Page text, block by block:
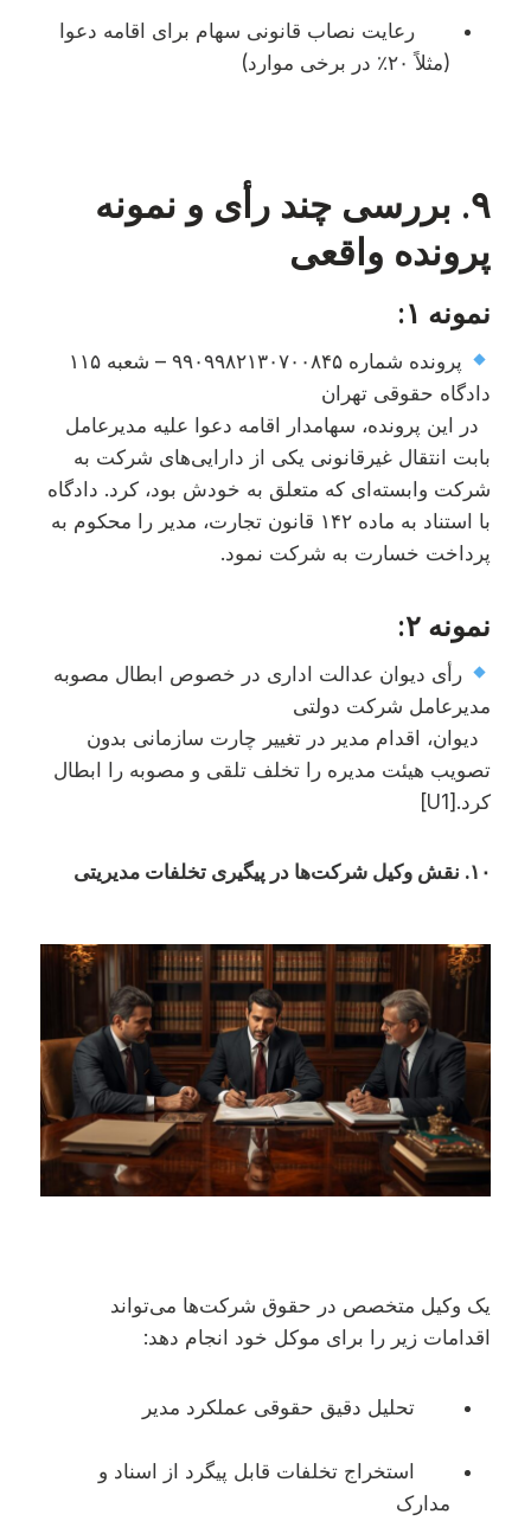
رعایت نصاب قانونی سهام برای اقامه دعوا
(مثلاً ۲۰٪ در برخی موارد)
۹. بررسی چند رأی و نمونه
پرونده واقعی
نمونه ۱:
پرونده شماره ۹۹۰۹۹۸۲۱۳۰۷۰۰۸۴۵ – شعبه ۱۱۵
دادگاه حقوقی تهران
در این پرونده، سهامدار اقامه دعوا علیه مدیرعامل
بابت انتقال غیرقانونی یکی از دارایی‌های شرکت به
شرکت وابسته‌ای که متعلق به خودش بود، کرد. دادگاه
با استناد به ماده ۱۴۲ قانون تجارت، مدیر را محکوم به
پرداخت خسارت به شرکت نمود.
نمونه ۲:
رأی دیوان عدالت اداری در خصوص ابطال مصوبه
مدیرعامل شرکت دولتی
دیوان، اقدام مدیر در تغییر چارت سازمانی بدون
تصویب هیئت مدیره را تخلف تلقی و مصوبه را ابطال
کرد. [U1]
۱۰. نقش وکیل شرکت‌ها در پیگیری تخلفات مدیریتی
یک وکیل متخصص در حقوق شرکت‌ها می‌تواند
اقدامات زیر را برای موکل خود انجام دهد:
تحلیل دقیق حقوقی عملکرد مدیر
استخراج تخلفات قابل پیگرد از اسناد و
مدارک